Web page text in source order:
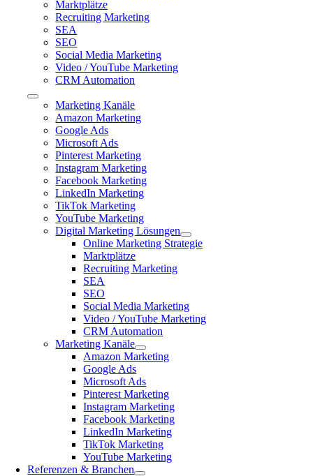
Marktplätze
Recruiting Marketing
SEA
SEO
Social Media Marketing
Video / YouTube Marketing
CRM Automation
Toggle
Navigation
Marketing Kanäle
Amazon Marketing
Google Ads
Microsoft Ads
Pinterest Marketing
Instagram Marketing
Facebook Marketing
LinkedIn Marketing
TikTok Marketing
YouTube Marketing
Digital Marketing Lösungen
Online Marketing Strategie
Marktplätze
Recruiting Marketing
SEA
SEO
Social Media Marketing
Video / YouTube Marketing
CRM Automation
Marketing Kanäle
Amazon Marketing
Google Ads
Microsoft Ads
Pinterest Marketing
Instagram Marketing
Facebook Marketing
LinkedIn Marketing
TikTok Marketing
YouTube Marketing
Referenzen & Branchen